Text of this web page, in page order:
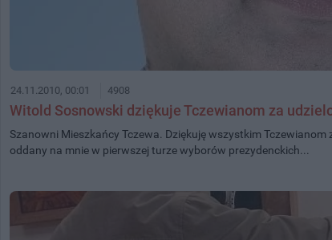
24.11.2010, 00:01 4908
Witold Sosnowski dziękuje Tczewianom za
Szanowni Mieszkańcy Tczewa. Dziękuję wszystkim Tczewianom
oddany na mnie w pierwszej turze wyborów prezydenckich...